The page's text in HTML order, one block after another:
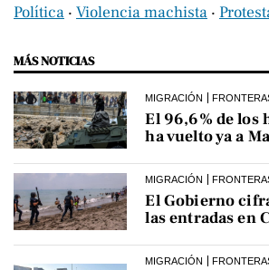
Política ‧ Violencia machista ‧
MÁS NOTICIAS
MIGRACIÓN
El 96,6% de los
ha vuelto ya a
MIGRACIÓN
El Gobierno
las entradas en
MIGRACIÓN